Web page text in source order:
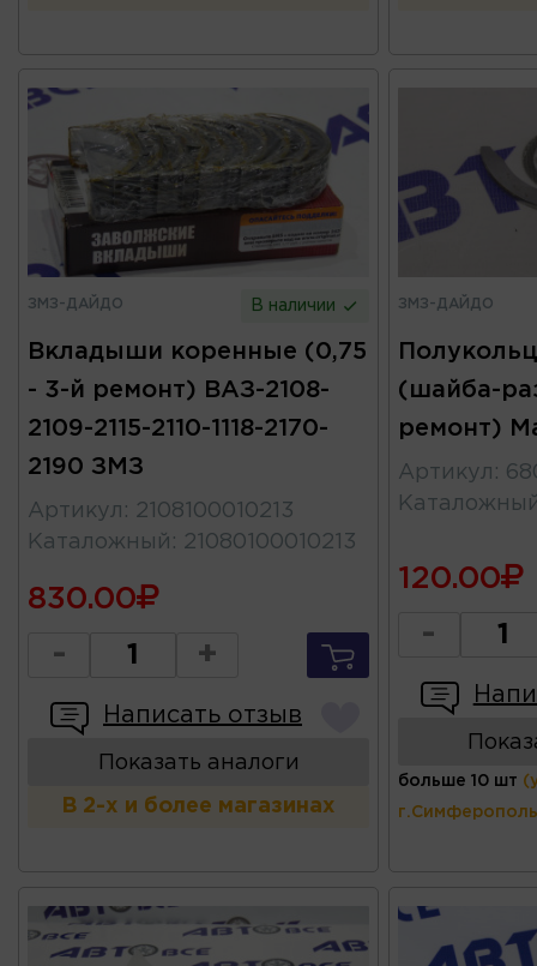
ЗМЗ-ДАЙДО В наличии
Вкладыши коренные (0,75
- 3-й ремонт) ВАЗ-2108-
2109-2115-2110-1118-2170-
2190 ЗМЗ
Артикул : 2108100010213
Каталожный : 21080100010213
830.00
- +
Написать отзыв
Показать аналоги
В 2-х и более магазинах
ЗМЗ-ДАЙДО
(шайба-
ремонт)
Артикул :
120.00
-
больше 10 шт